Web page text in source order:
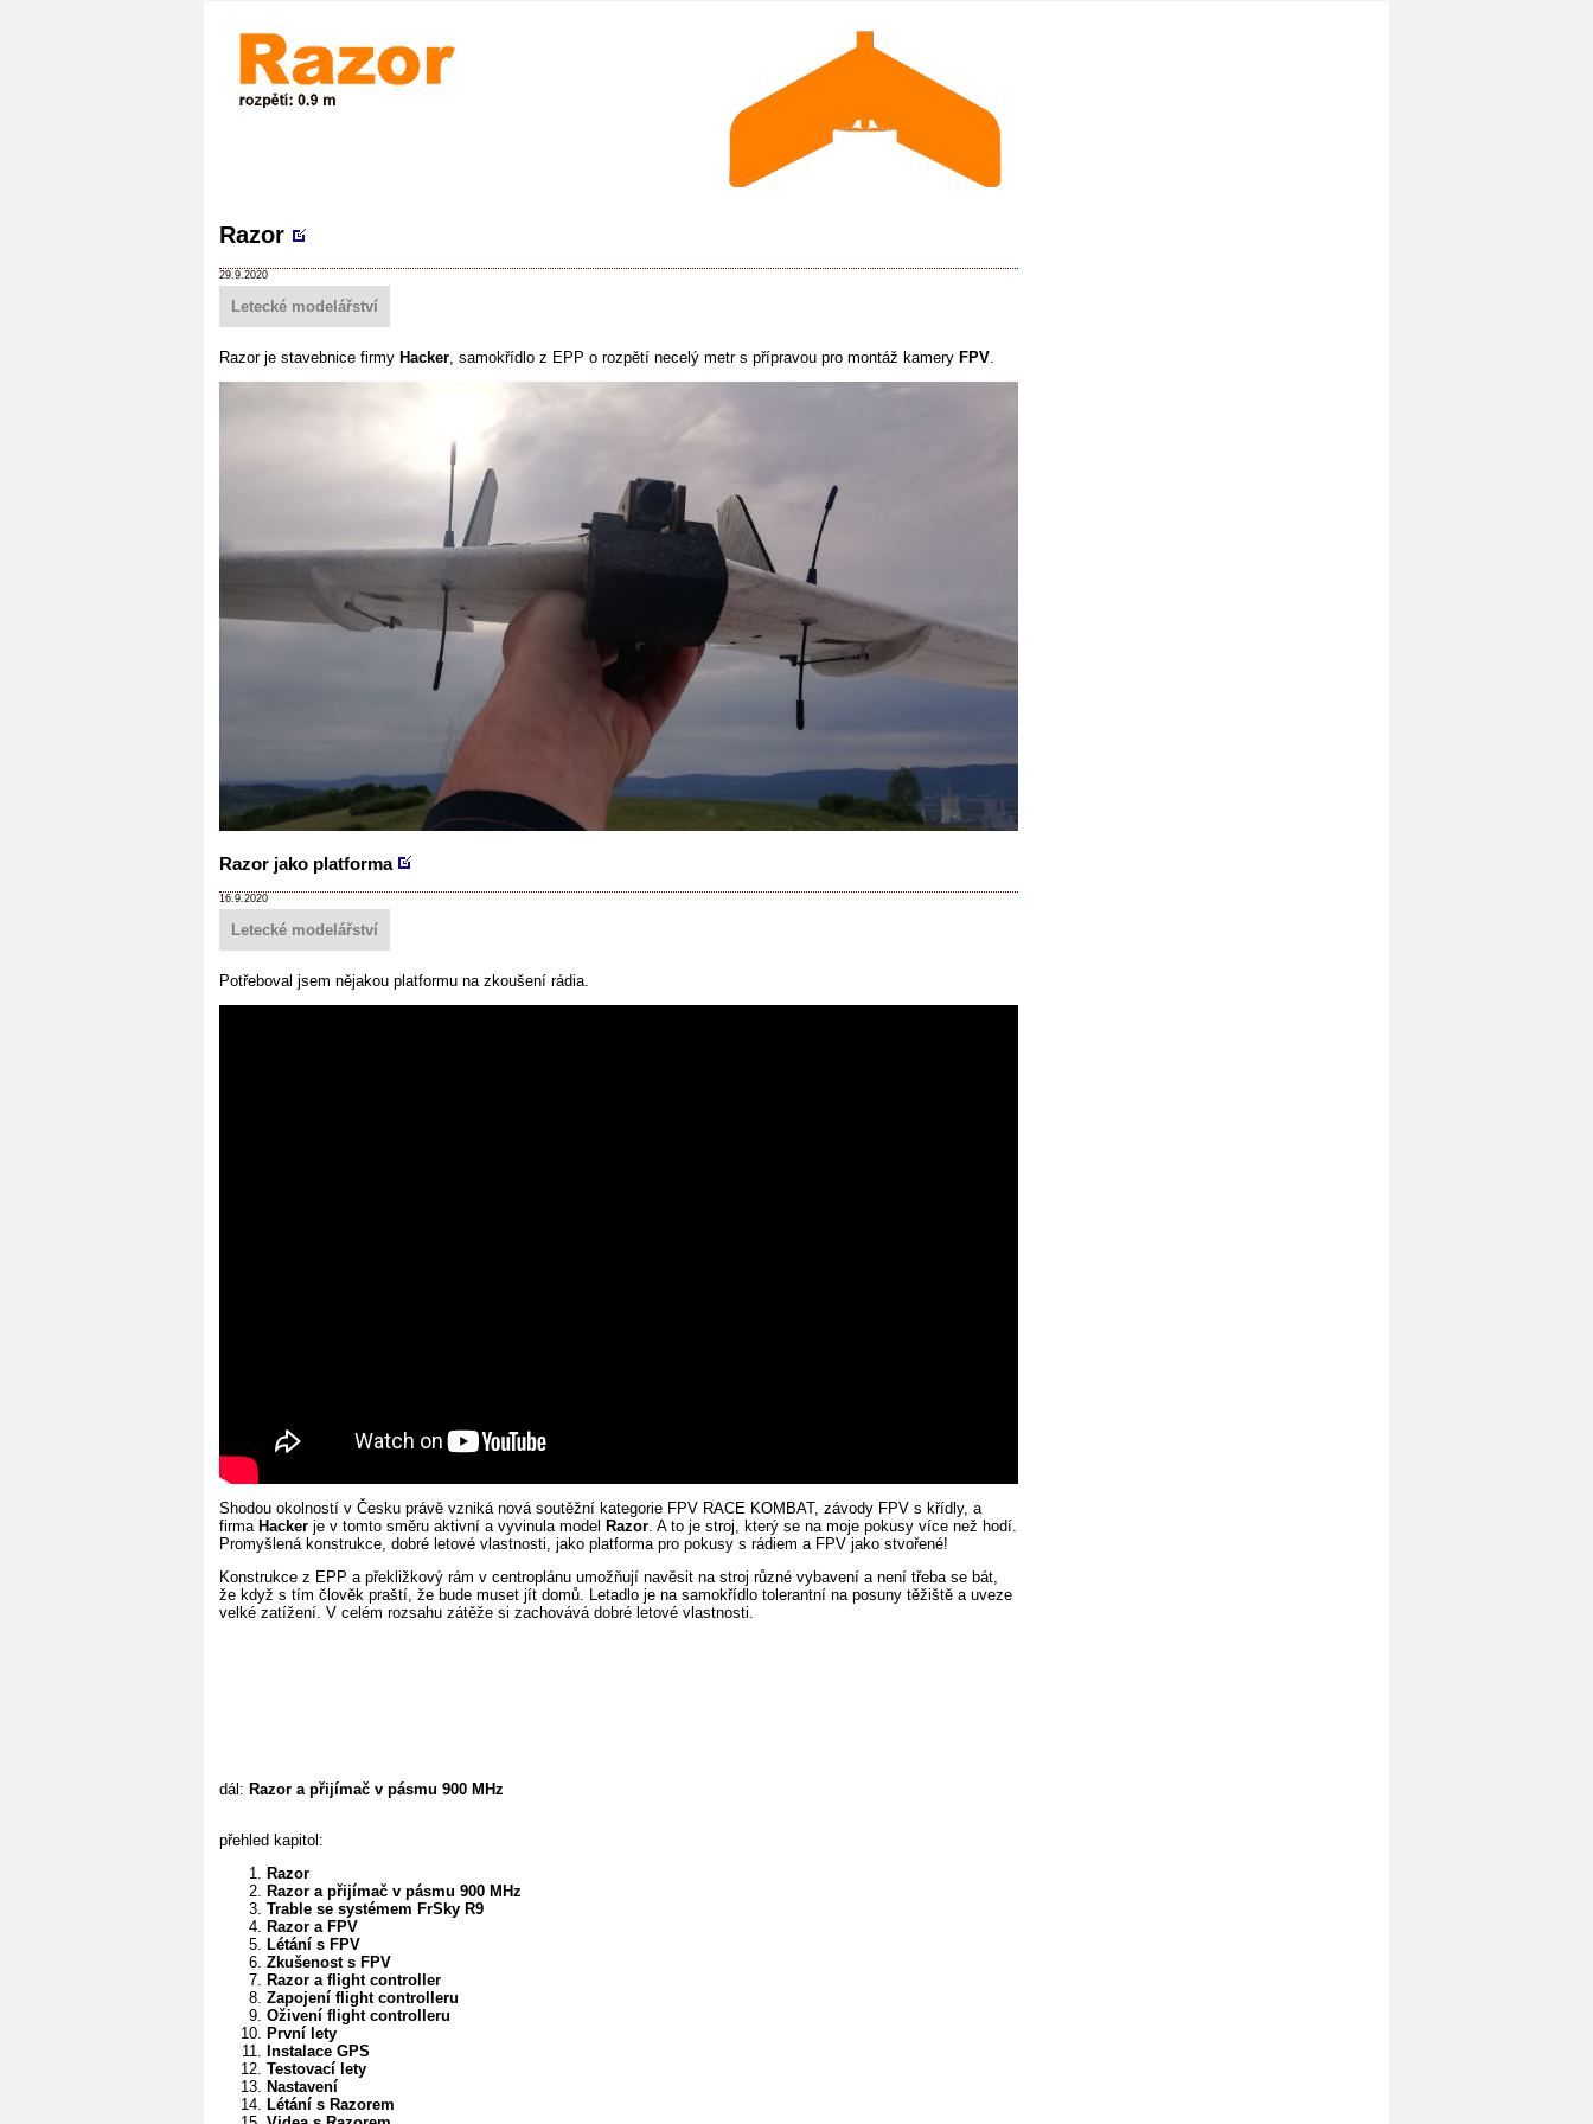
Razor
29.9.2020
Letecké modelářství
Razor je stavebnice firmy Hacker, samokřídlo z EPP o rozpětí necelý metr s přípravou pro montáž kamery FPV.
Razor jako platforma
16.9.2020
Letecké modelářství
Potřeboval jsem nějakou platformu na zkoušení rádia.
Shodou okolností v Česku právě vzniká nová soutěžní kategorie FPV RACE KOMBAT, závody FPV s křídly, a
firma Hacker je v tomto směru aktivní a vyvinula model Razor. A to je stroj, který se na moje pokusy více než hodí.
Promyšlená konstrukce, dobré letové vlastnosti, jako platforma pro pokusy s rádiem a FPV jako stvořené!
Konstrukce z EPP a překližkový rám v centroplánu umožňují navěsit na stroj různé vybavení a není třeba se bát,
že když s tím člověk praští, že bude muset jít domů. Letadlo je na samokřídlo tolerantní na posuny těžiště a uveze
velké zatížení. V celém rozsahu zátěže si zachovává dobré letové vlastnosti.
dál: Razor a přijímač v pásmu 900 MHz
přehled kapitol:
Razor
Razor a přijímač v pásmu 900 MHz
Trable se systémem FrSky R9
Razor a FPV
Létání s FPV
Zkušenost s FPV
Razor a flight controller
Zapojení flight controlleru
Oživení flight controlleru
První lety
Instalace GPS
Testovací lety
Nastavení
Létání s Razorem